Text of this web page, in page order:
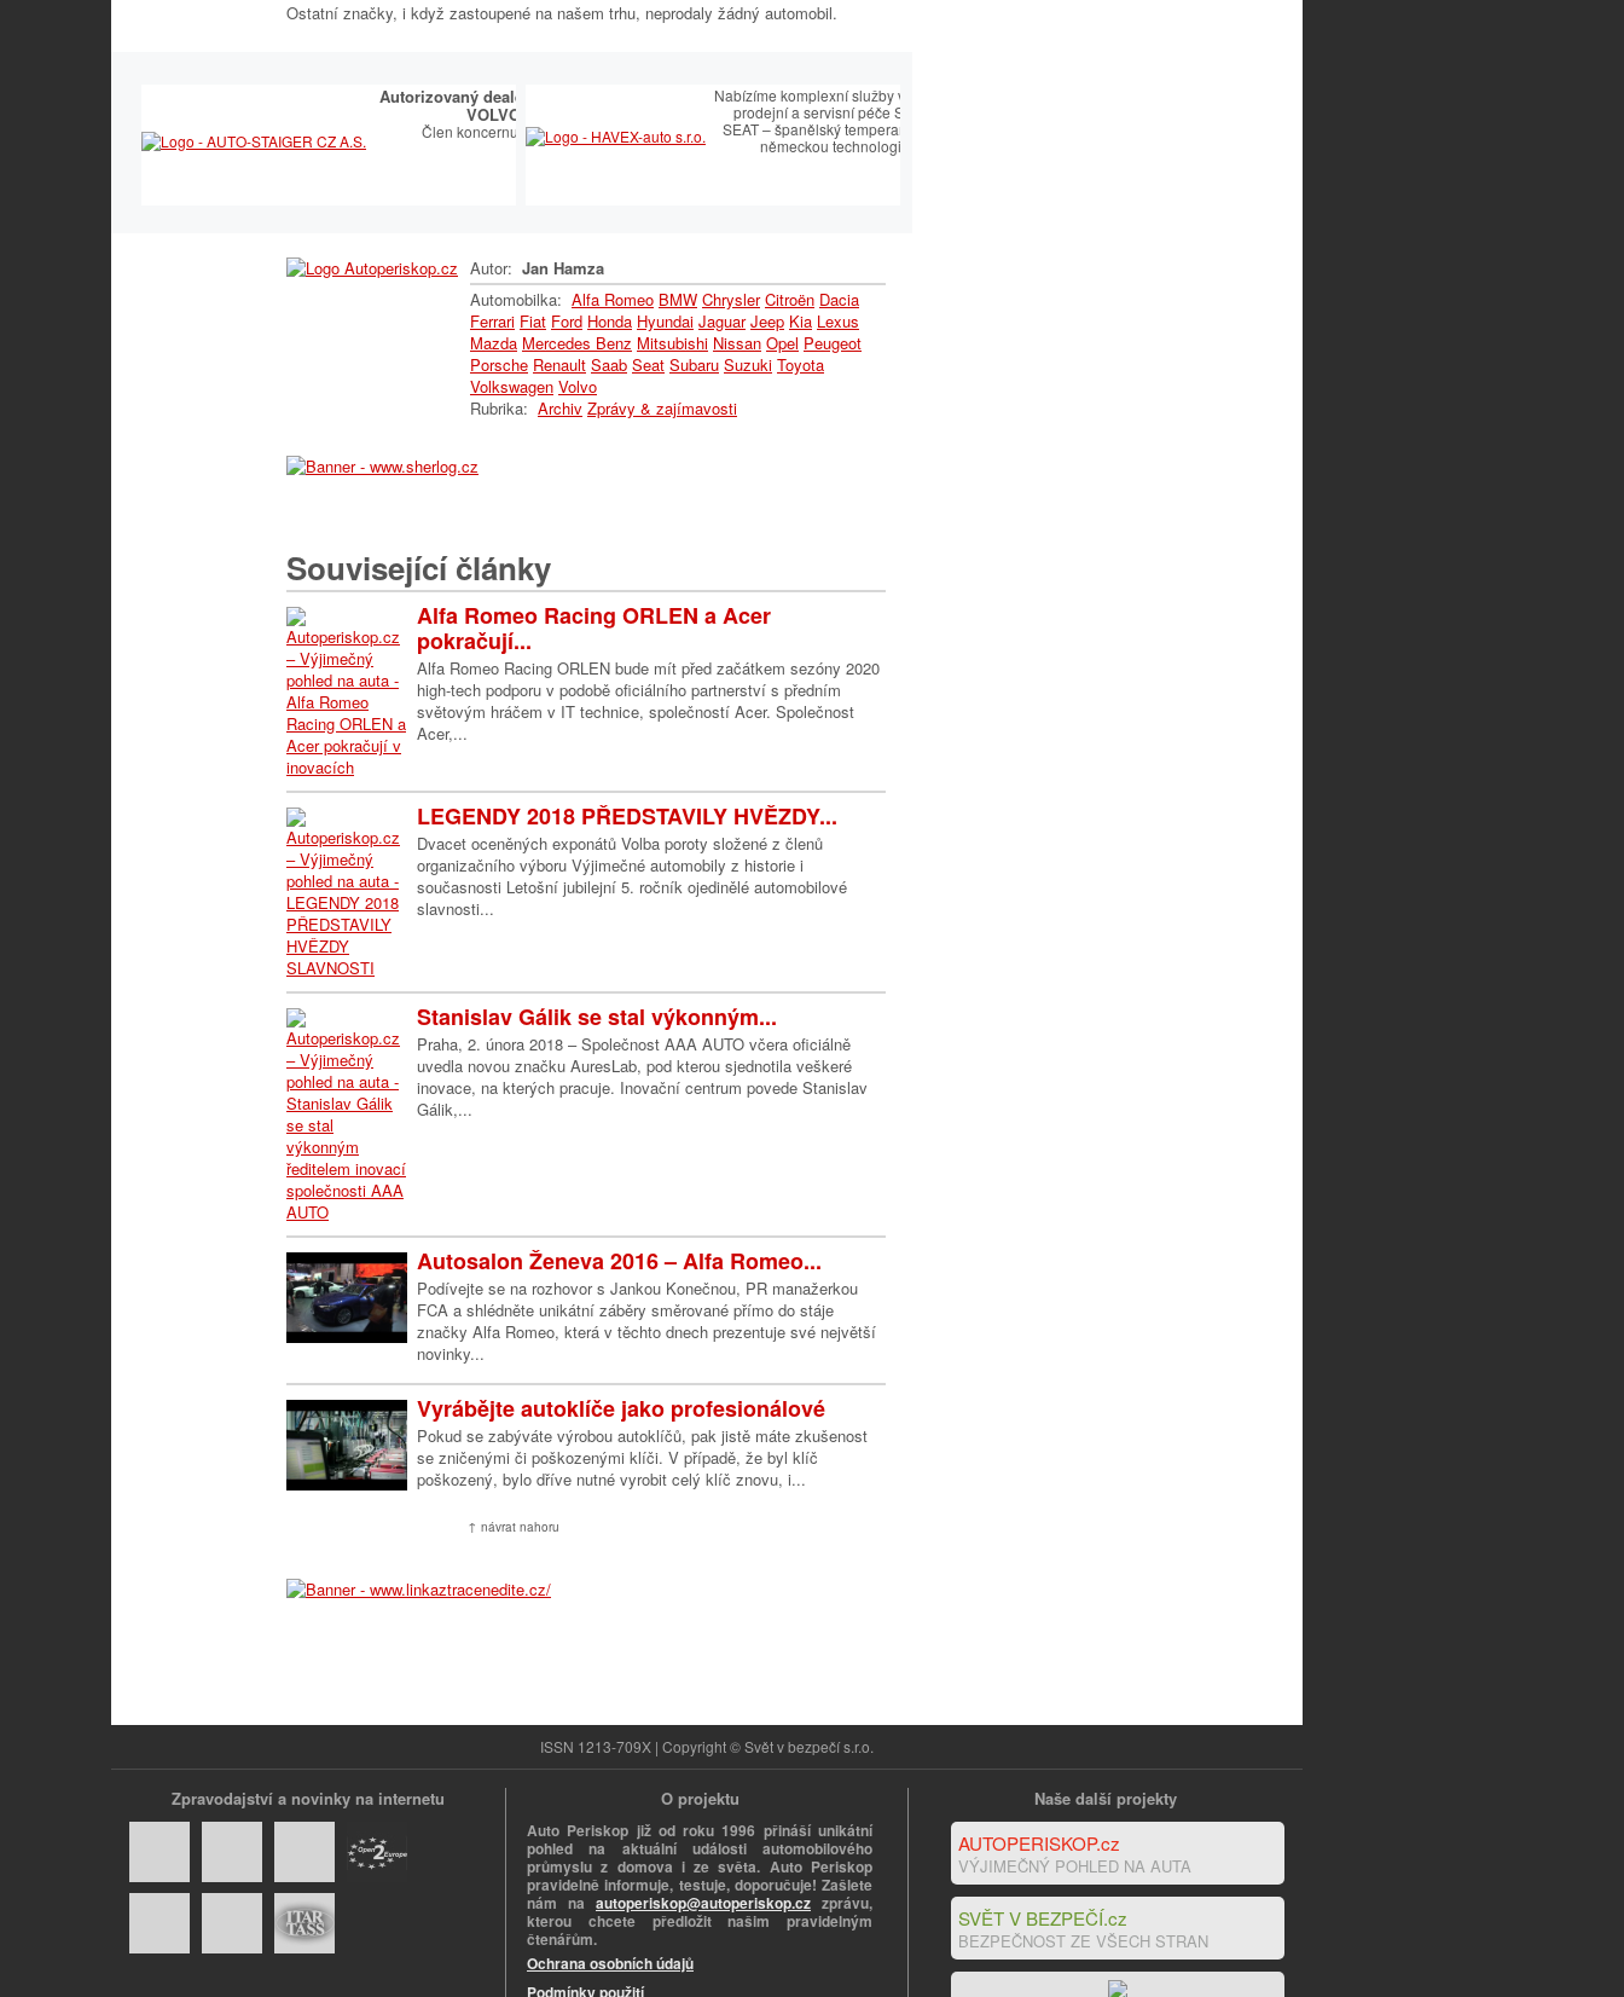
Ostatní značky, i když zastoupené na našem trhu, neprodaly žádný automobil.
Autorizovaný dealer a opravce
VOLVO
Člen koncernu TUkas
Nabízíme komplexní služby v oblasti
prodejní a servisní péče SEAT.
SEAT – španělský temperament s
německou technologií
Autor: Jan Hamza
Automobilka: Alfa Romeo BMW Chrysler Citroën Dacia
Ferrari Fiat Ford Honda Hyundai Jaguar Jeep Kia Lexus
Mazda Mercedes Benz Mitsubishi Nissan Opel Peugeot
Porsche Renault Saab Seat Subaru Suzuki Toyota
Volkswagen Volvo
Rubrika: Archiv Zprávy & zajímavosti
Související články
Alfa Romeo Racing ORLEN a Acer
pokračují...
Alfa Romeo Racing ORLEN bude mít před začátkem sezóny 2020
high-tech podporu v podobě oficiálního partnerství s předním
světovým hráčem v IT technice, společností Acer. Společnost
Acer,...
LEGENDY 2018 PŘEDSTAVILY HVĚZDY...
Dvacet oceněných exponátů Volba poroty složené z členů
organizačního výboru Výjimečné automobily z historie i
současnosti Letošní jubilejní 5. ročník ojedinělé automobilové
slavnosti...
Stanislav Gálik se stal výkonným...
Praha, 2. února 2018 – Společnost AAA AUTO včera oficiálně
uvedla novou značku AuresLab, pod kterou sjednotila veškeré
inovace, na kterých pracuje. Inovační centrum povede Stanislav
Gálik,...
Autosalon Ženeva 2016 – Alfa Romeo...
Podívejte se na rozhovor s Jankou Konečnou, PR manažerkou
FCA a shlédněte unikátní záběry směrované přímo do stáje
značky Alfa Romeo, která v těchto dnech prezentuje své největší
novinky...
Vyrábějte autoklíče jako profesionálové
Pokud se zabýváte výrobou autoklíčů, pak jistě máte zkušenost
se zničenými či poškozenými klíči. V případě, že byl klíč
poškozený, bylo dříve nutné vyrobit celý klíč znovu, i...
↑ návrat nahoru
ISSN 1213-709X | Copyright © Svět v bezpečí s.r.o.
Zpravodajství a novinky na internetu Naše další projekty
AUTOPERISKOP.cz
VÝJIMEČNÝ POHLED NA AUTA
SVĚT V BEZPEČÍ.cz
BEZPEČNOST ZE VŠECH STRAN
O projektu
Auto Periskop již od roku 1996 přináší unikátní
pohled na aktuální události automobilového
průmyslu z domova i ze světa. Auto Periskop
pravidelně informuje, testuje, doporučuje! Zašlete
nám na autoperiskop@autoperiskop.cz zprávu,
kterou chcete předložit našim pravidelným
čtenářům.
Ochrana osobních údajů
Podmínky použití